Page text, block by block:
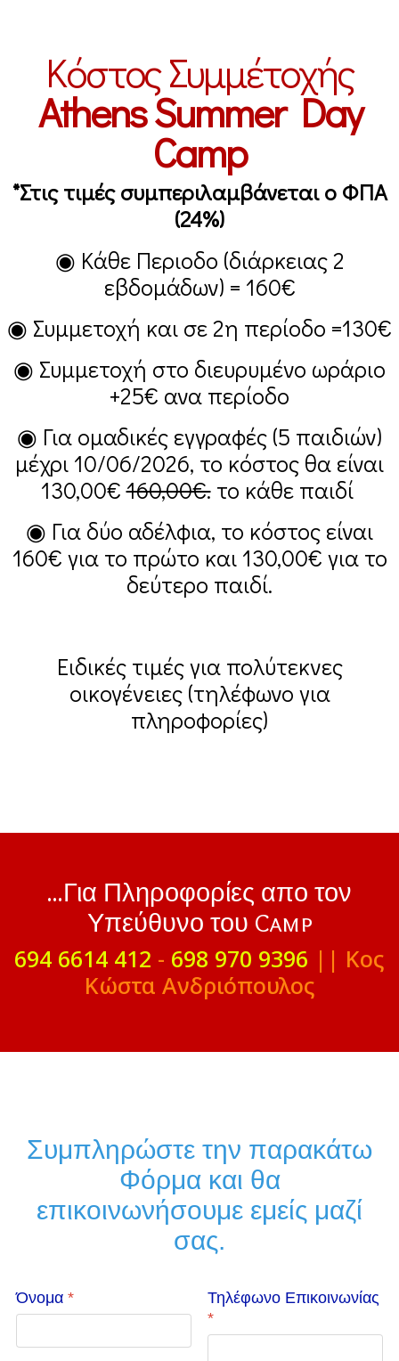
Κόστος Συμμέτοχής
Athens Summer Day
Camp
*Στις τιμές συμπεριλαμβάνεται ο ΦΠΑ
(24%)
◉ Κάθε Περιοδο (διάρκειας 2
εβδομάδων) = 160€
◉ Συμμετοχή και σε 2η περίοδο =130€
◉ Συμμετοχή στο διευρυμένο ωράριο
+25€ ανα περίοδο
◉ Για ομαδικές εγγραφές (5 παιδιών)
μέχρι 10/06/2026, το κόστος θα είναι
130,00€160,00€.το κάθε παιδί
◉ Για δύο αδέλφια, το κόστος είναι
160€ για το πρώτο και 130,00€ για το
δεύτερο παιδί.
Ειδικές τιμές για πολύτεκνες
οικογένειες (τηλέφωνο για
πληροφορίες)
...Για Πληροφορίες απο τον
Υπεύθυνο του Camp
694 6614 412 - 698 970 9396 || Κος
Κώστα Ανδριόπουλος
Συμπληρώστε την παρακάτω
Φόρμα και θα
επικοινωνήσουμε εμείς μαζί
σας.
Όνομα *
Τηλέφωνο Επικοινωνίας
*